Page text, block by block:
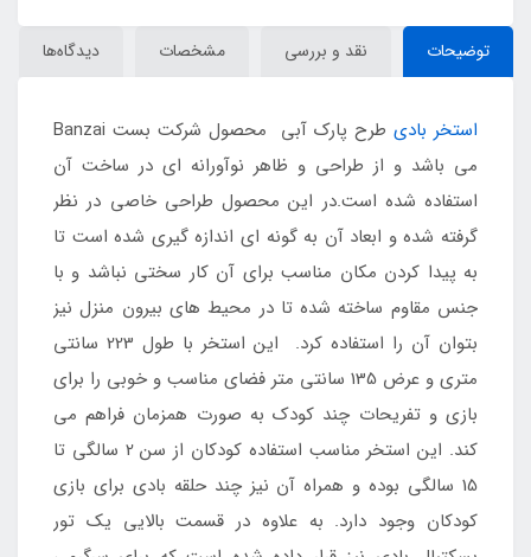
توضیحات نقد و بررسی مشخصات دیدگاه‌ها
استخر بادی
طرح پارک آبی محصول شرکت بست Banzai
می باشد و از طراحی و ظاهر نوآورانه ای در ساخت آن
استفاده شده است.در این محصول طراحی خاصی در نظر
گرفته شده و ابعاد آن به گونه ای اندازه گیری شده است تا
به پیدا کردن مکان مناسب برای آن کار سختی نباشد و با
جنس مقاوم ساخته شده تا در محیط های بیرون منزل نیز
بتوان آن را استفاده کرد. این استخر با طول 223 سانتی
متری و عرض 135 سانتی متر فضای مناسب و خوبی را برای
بازی و تفریحات چند کودک به صورت همزمان فراهم می
کند. این استخر مناسب استفاده کودکان از سن 2 سالگی تا
15 سالگی بوده و همراه آن نیز چند حلقه بادی برای بازی
کودکان وجود دارد. به علاوه در قسمت بالایی یک تور